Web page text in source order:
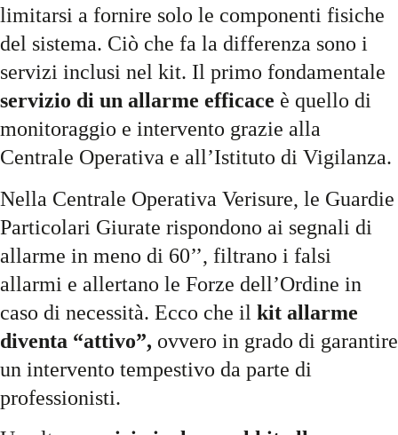
limitarsi a fornire solo le componenti fisiche
del sistema. Ciò che fa la differenza sono i
servizi inclusi nel kit. Il primo fondamentale
servizio di un allarme efficace è quello di
monitoraggio e intervento grazie alla
Centrale Operativa e all’Istituto di Vigilanza.
Nella Centrale Operativa Verisure, le Guardie
Particolari Giurate rispondono ai segnali di
allarme in meno di 60’’, filtrano i falsi
allarmi e allertano le Forze dell’Ordine in
caso di necessità. Ecco che il kit allarme
diventa “attivo”, ovvero in grado di garantire
un intervento tempestivo da parte di
professionisti.